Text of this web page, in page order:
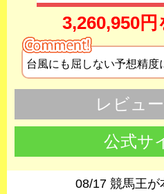
3,260,950円
台風にも屈しない予想精度
レビュ
公式サ
08/17 競馬王が